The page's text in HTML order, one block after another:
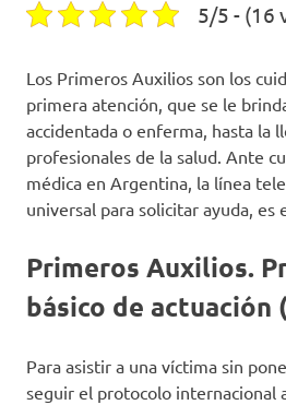
5/5 - (16
Los Primeros Auxilios son los
primera atención, que se le
accidentada o enferma, hasta la
profesionales de la salud. Ante
médica en Argentina, la línea
universal para solicitar ayuda, es
Primeros Auxilios.
básico de actuación
Para asistir a una víctima sin
seguir el protocolo internacional